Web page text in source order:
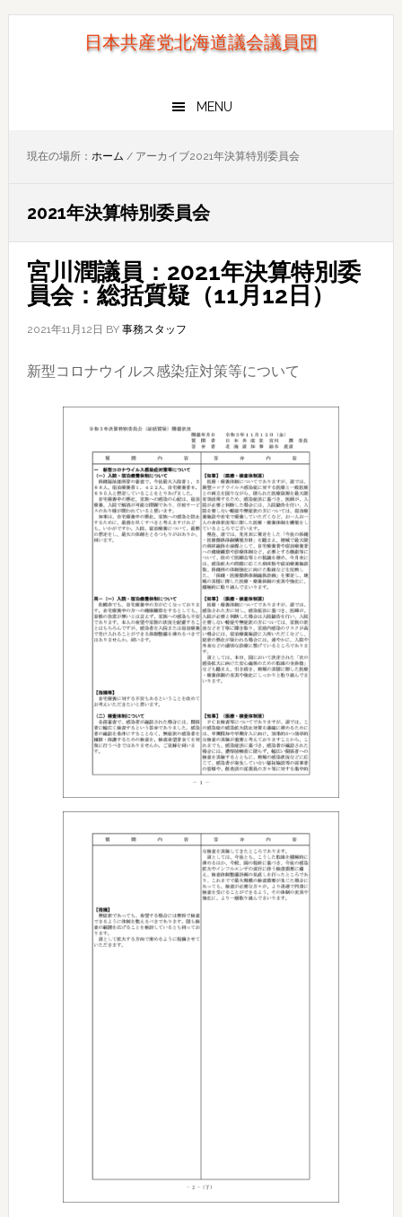
Skip
Skip
日本共産党北海道議会議員団
MENU
現在の場所： ホーム /アーカイブ2021年決算特別委員会
2021年決算特別委員会
宮川潤議員：2021年決算特別委
員会：総括質疑（11月12日）
2021年11月12日 BY 事務スタッフ
新型コロナウイルス感染症対策等について